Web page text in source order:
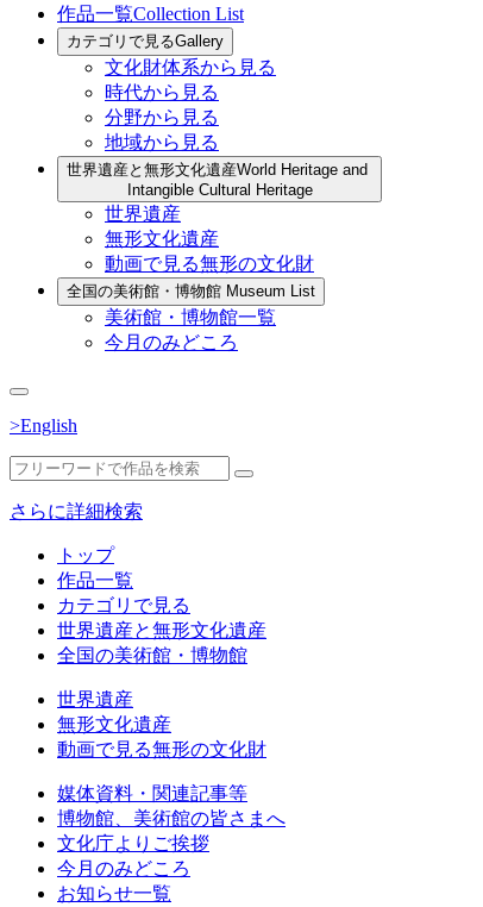
作品一覧Collection List
カテゴリで見るGallery
文化財体系から見る
時代から見る
分野から見る
地域から見る
世界遺産と無形文化遺産World Heritage and
Intangible Cultural Heritage
世界遺産
無形文化遺産
動画で見る無形の文化財
全国の美術館・博物館 Museum List
美術館・博物館一覧
今月のみどころ
>English
さらに詳細検索
トップ
作品一覧
カテゴリで見る
世界遺産と無形文化遺産
全国の美術館・博物館
世界遺産
無形文化遺産
動画で見る無形の文化財
媒体資料・関連記事等
博物館、美術館の皆さまへ
文化庁よりご挨拶
今月のみどころ
お知らせ一覧